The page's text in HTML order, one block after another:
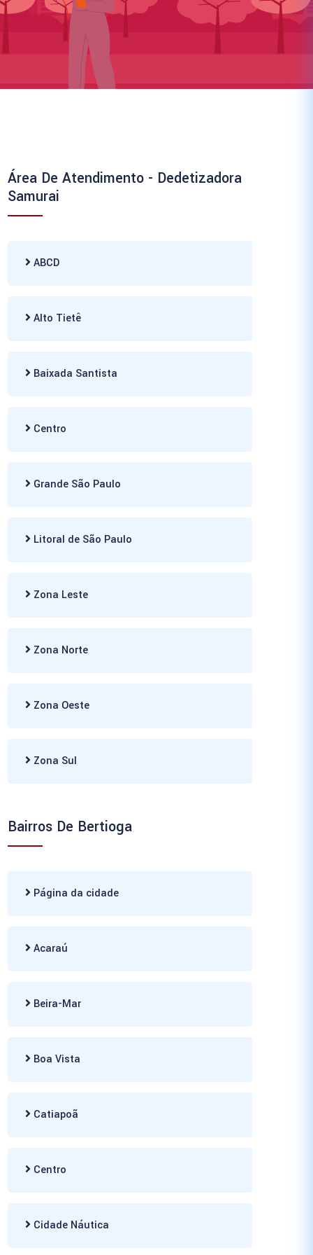
Área De Atendimento - Dedetizadora
Samurai
ABCD
Alto Tietê
Baixada Santista
Centro
Grande São Paulo
Litoral de São Paulo
Zona Leste
Zona Norte
Zona Oeste
Zona Sul
Bairros De Bertioga
Página da cidade
Acaraú
Beira-Mar
Boa Vista
Catiapoã
Centro
Cidade Náutica